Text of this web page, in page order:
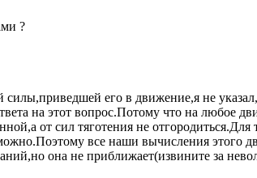
?
его в движение,я не
на этот вопрос.Потому что на любое
от сил тяготения не
все наши вычисления этого
она не приближает(извините за